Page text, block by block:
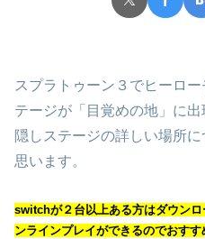
スプラトゥーン３でヒーロ
テージが「目覚めの地」に
隠しステージの詳しい場所
思います。
switchが２台以上ある方はダウン
ンラインプレイができるのでおすす